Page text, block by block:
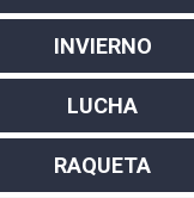
INVIERNO
LUCHA
RAQUETA